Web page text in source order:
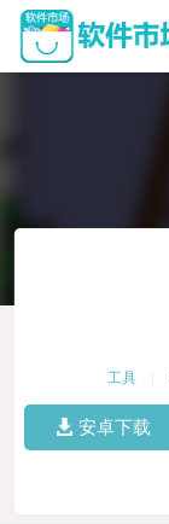
工具
安卓下载